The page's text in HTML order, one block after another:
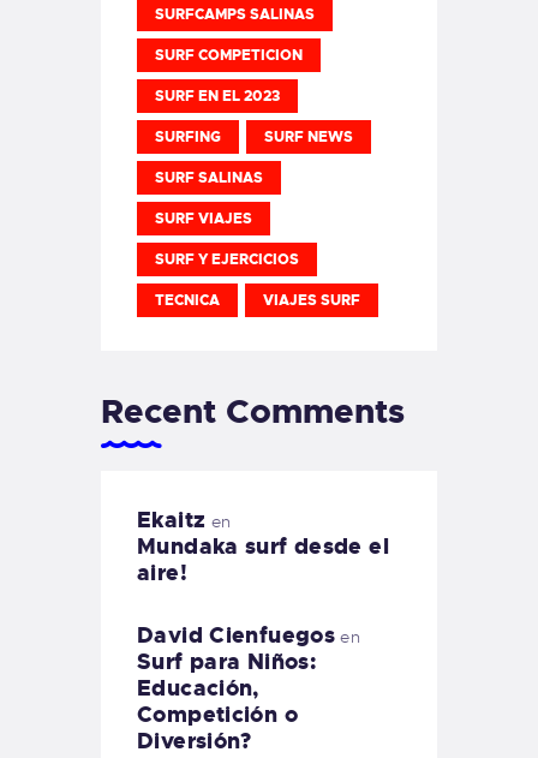
SURFCAMPS SALINAS
SURF COMPETICION
SURF EN EL 2023
SURFING SURF NEWS
SURF SALINAS
SURF VIAJES
SURF Y EJERCICIOS
TECNICA VIAJES SURF
Recent Comments
Ekaitz en
Mundaka surf desde el
aire!
David Cienfuegos en
Surf para Niños:
Educación,
Competición o
Diversión?